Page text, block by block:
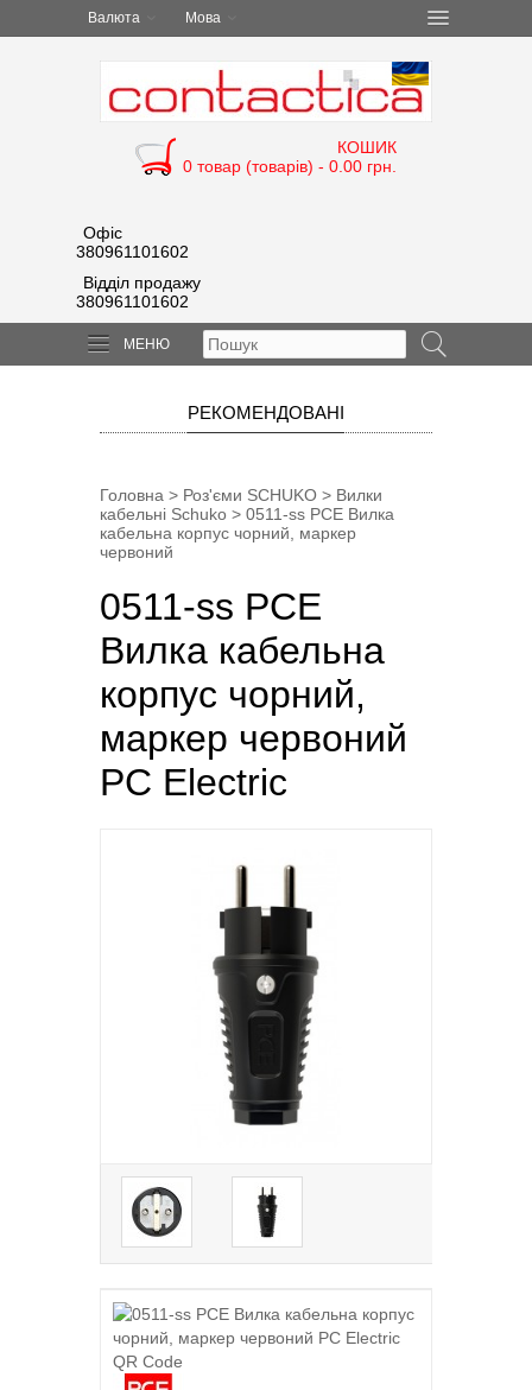
Валюта Мова
КОШИК
0 товар (товарів) - 0.00 грн.
Офіс
380961101602
Відділ продажу
380961101602
МЕНЮ
РЕКОМЕНДОВАНІ
Головна > Роз'єми SCHUKO > Вилки
кабельні Schuko > 0511-ss PCE Вилка
кабельна корпус чорний, маркер
червоний
0511-ss PCE
Вилка кабельна
корпус чорний,
маркер червоний
PC Electric